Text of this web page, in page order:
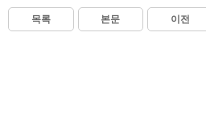
목록 본문 이전